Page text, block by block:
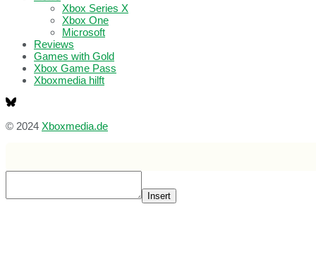
Xbox Series X
Xbox One
Microsoft
Reviews
Games with Gold
Xbox Game Pass
Xboxmedia hilft
© 2024 Xboxmedia.de
Insert